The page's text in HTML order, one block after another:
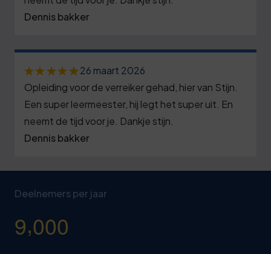
Dennis bakker
26 maart 2026
Opleiding voor de verreiker gehad, hier van Stijn.
Een super leermeester, hij legt het super uit. En
neemt de tijd voor je. Dankje stijn.
Dennis bakker
Deelnemers per jaar
9,000